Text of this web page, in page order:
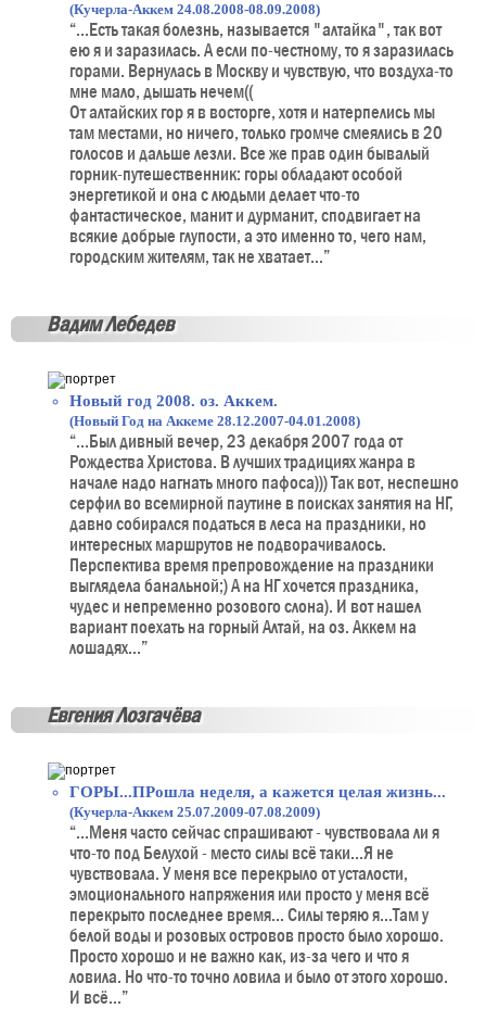
(Кучерла-Аккем 24.08.2008-08.09.2008)
“...Есть такая болезнь, называется "алтайка", так вот
ею я и заразилась. А если по-честному, то я заразилась
горами. Вернулась в Москву и чувствую, что воздуха-то
мне мало, дышать нечем((
От алтайских гор я в восторге, хотя и натерпелись мы
там местами, но ничего, только громче смеялись в 20
голосов и дальше лезли. Все же прав один бывалый
горник-путешественник: горы обладают особой
энергетикой и она с людьми делает что-то
фантастическое, манит и дурманит, сподвигает на
всякие добрые глупости, а это именно то, чего нам,
городским жителям, так не хватает...”
Вадим Лебедев
Новый год 2008. оз. Аккем.
(Новый Год на Аккеме 28.12.2007-04.01.2008)
“...Был дивный вечер, 23 декабря 2007 года от
Рождества Христова. В лучших традициях жанра в
начале надо нагнать много пафоса))) Так вот, неспешно
серфил во всемирной паутине в поисках занятия на НГ,
давно собирался податься в леса на праздники, но
интересных маршрутов не подворачивалось.
Перспектива время препровождение на праздники
выглядела банальной;) А на НГ хочется праздника,
чудес и непременно розового слона). И вот нашел
вариант поехать на горный Алтай, на оз. Аккем на
лошадях...”
Евгения Лозгачёва
ГОРЫ...ПРошла неделя, а кажется целая жизнь...
(Кучерла-Аккем 25.07.2009-07.08.2009)
“...Меня часто сейчас спрашивают - чувствовала ли я
что-то под Белухой - место силы всё таки...Я не
чувствовала. У меня все перекрыло от усталости,
эмоционального напряжения или просто у меня всё
перекрыто последнее время... Силы теряю я...Там у
белой воды и розовых островов просто было хорошо.
Просто хорошо и не важно как, из-за чего и что я
ловила. Но что-то точно ловила и было от этого хорошо.
И всё...”